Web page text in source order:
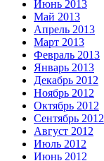
Июнь 2013
Май 2013
Апрель 2013
Март 2013
Февраль 2013
Январь 2013
Декабрь 2012
Ноябрь 2012
Октябрь 2012
Сентябрь 2012
Август 2012
Июль 2012
Июнь 2012